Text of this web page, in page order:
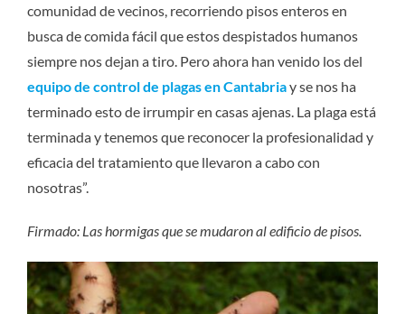
comunidad de vecinos, recorriendo pisos enteros en
busca de comida fácil que estos despistados humanos
siempre nos dejan a tiro. Pero ahora han venido los del
equipo de control de plagas en Cantabriay se nos ha
terminado esto de irrumpir en casas ajenas. La plaga está
terminada y tenemos que reconocer la profesionalidad y
eficacia del tratamiento que llevaron a cabo con
nosotras”.
Firmado: Las hormigas que se mudaron al edificio de pisos.